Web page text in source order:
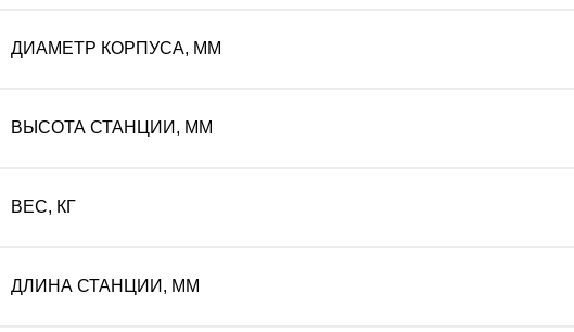
ДИАМЕТР КОРПУСА, ММ
ВЫСОТА СТАНЦИИ, ММ
ВЕС, КГ
ДЛИНА СТАНЦИИ, ММ